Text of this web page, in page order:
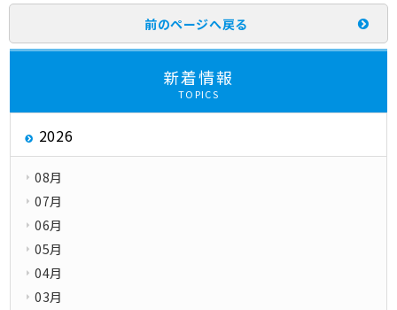
前のページへ戻る
新着情報
TOPICS
2026
08月
07月
06月
05月
04月
03月